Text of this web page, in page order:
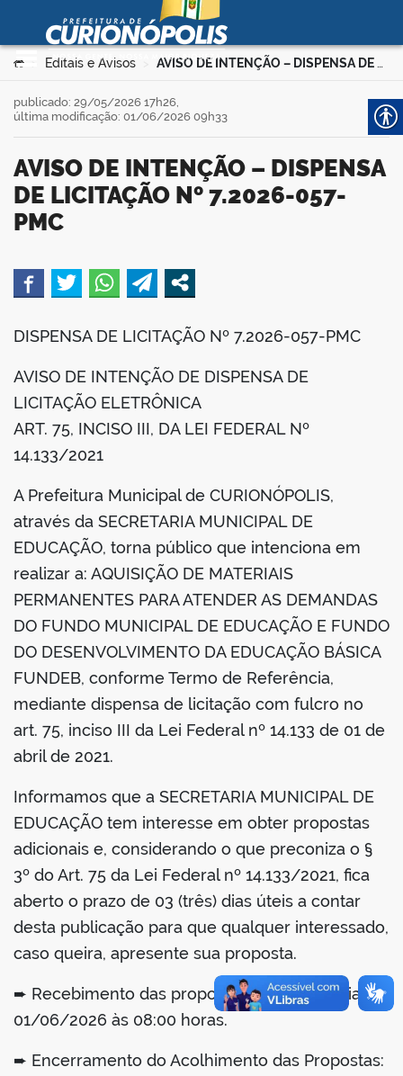
Ir para o conteúdo
Prefeitura Municipal de
Curionópolis
Você está aqui:
Editais e Avisos > AVISO DE INTENÇÃO – DISPENSA DE LICITAÇÃO Nº 7.2026-057-PMC
AVISO DE INTENÇÃO – DISPENSA
DE LICITAÇÃO Nº 7.2026-057-
PMC
publicado: 29/05/2026 17h26,
última modificação: 01/06/2026 09h33
DISPENSA DE LICITAÇÃO Nº 7.2026-057-PMC
AVISO DE INTENÇÃO DE DISPENSA DE
LICITAÇÃO ELETRÔNICA
ART. 75, INCISO III, DA LEI FEDERAL Nº
14.133/2021
A Prefeitura Municipal de CURIONÓPOLIS,
através da SECRETARIA MUNICIPAL DE
EDUCAÇÃO, torna público que intenciona em
realizar a: AQUISIÇÃO DE MATERIAIS
PERMANENTES PARA ATENDER AS DEMANDAS
DO FUNDO MUNICIPAL DE EDUCAÇÃO E FUNDO
DO DESENVOLVIMENTO DA EDUCAÇÃO BÁSICA
FUNDEB, conforme Termo de Referência,
mediante dispensa de licitação com fulcro no
art. 75, inciso III da Lei Federal nº 14.133 de 01 de
abril de 2021.
Informamos que a SECRETARIA MUNICIPAL DE
EDUCAÇÃO tem interesse em obter propostas
adicionais e, considerando o que preconiza o §
3º do Art. 75 da Lei Federal nº 14.133/2021, fica
aberto o prazo de 03 (três) dias úteis a contar
desta publicação para que qualquer interessado,
caso queira, apresente sua proposta.
➨ Recebimento das propostas: A partir do dia
01/06/2026 às 08:00 horas.
➨ Encerramento do Acolhimento das Propostas: